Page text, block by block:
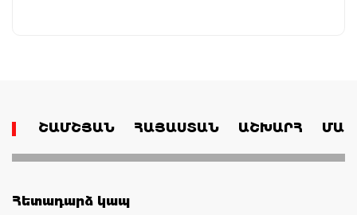
ՇԱՄՇՅԱՆ ՀԱՅԱՍՏԱՆ ԱՇԽԱՐՀ
Հետադարձ կապ